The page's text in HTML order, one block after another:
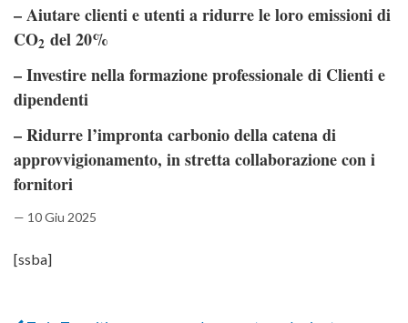
– Aiutare clienti e utenti a ridurre le loro emissioni di
CO2 del 20%
– Investire nella formazione professionale di Clienti e
dipendenti
– Ridurre l’impronta carbonio della catena di
approvvigionamento, in stretta collaborazione con i
fornitori
— 10 Giu 2025
[ssba]